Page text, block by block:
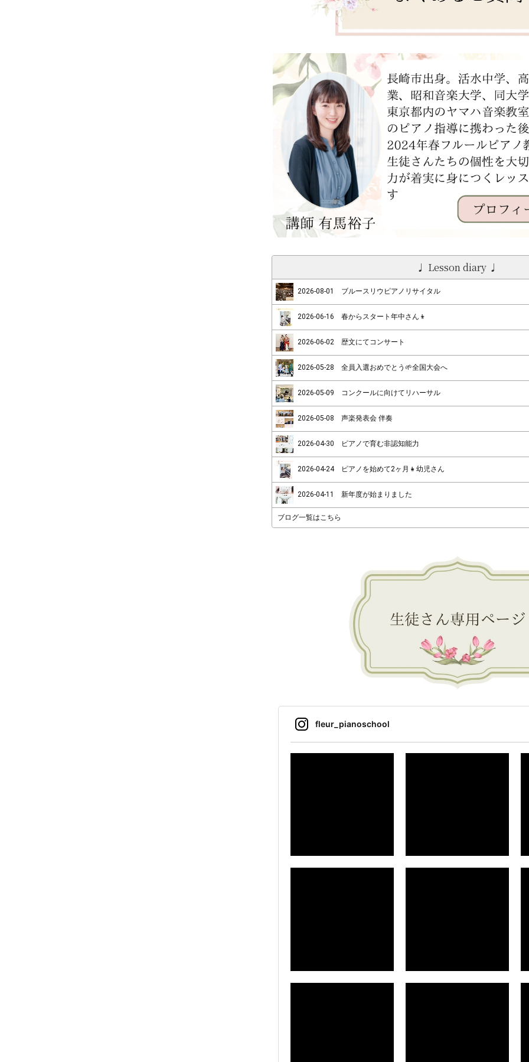
♩ Lesson diary ♩
2026-08-01 ブルースリウピアノリサイタル
2026-06-16 春からスタート年中さん👦
2026-06-02 歴文にてコンサート
2026-05-28 全員入選おめでとう🌱全国大会へ
2026-05-09 コンクールに向けてリハーサル
2026-05-08 声楽発表会 伴奏
2026-04-30 ピアノで育む非認知能力
2026-04-24 ピアノを始めて2ヶ月👧幼児さん
2026-04-11 新年度が始まりました
ブログ一覧はこちら
fleur_pianoschool